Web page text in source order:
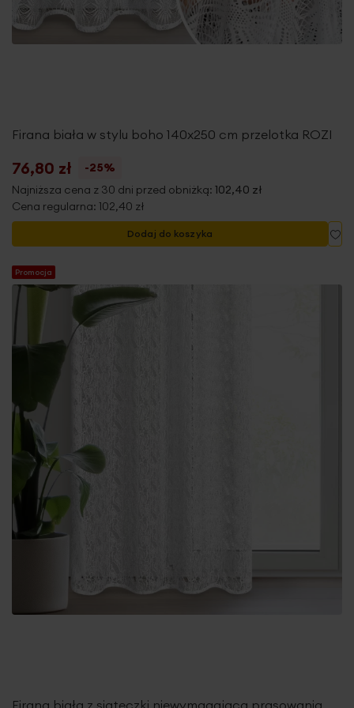
Firana biała w stylu boho 140x250 cm przelotka ROZI
76,80 zł
-25%
Najniższa cena z 30 dni przed obniżką: 102,40 zł
Cena regularna: 102,40 zł
Dodaj do koszyka
Promocja
Firana biała z siateczki niewymagająca prasowania